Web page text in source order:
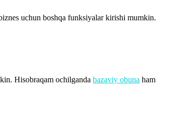
uchun boshqa funksiyalar kirishi mumkin.
Hisobraqam ochilganda bazaviy obuna ham